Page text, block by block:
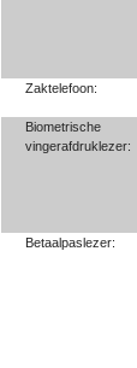
Zaktelefoon:
Biometrische
vingerafdruklezer:
Betaalpaslezer: